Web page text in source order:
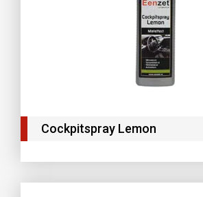
Cockpitspray Lemon